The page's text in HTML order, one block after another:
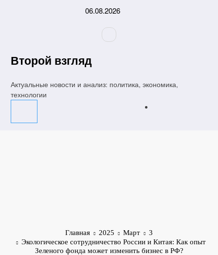
06.08.2026
Второй взгляд
Актуальные новости и анализ: политика, экономика,
технологии
Главная 2025 Март
3
Экологическое сотрудничество России и Китая: Как опыт
Зеленого фонда может изменить бизнес в РФ?